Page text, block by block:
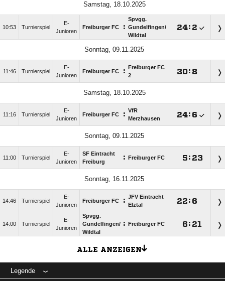
Samstag, 18.10.2025
10:53 Turnierspiel
E-
Junioren
Freiburger FC :
Spvgg.
Gundelfingen/​
Wildtal
: 
Sonntag, 09.11.2025
11:46 Turnierspiel
E-
Junioren
Freiburger FC :
Freiburger FC
2
: 
Samstag, 18.10.2025
11:16 Turnierspiel
E-
Junioren
Freiburger FC : VfR
Merzhausen
: 
Sonntag, 09.11.2025
11:00 Turnierspiel
E-
Junioren
SF Eintracht
Freiburg
: Freiburger FC : 
Sonntag, 16.11.2025
14:46 Turnierspiel
E-
Junioren
Freiburger FC : JFV Eintracht
Elztal
: 
14:00 Turnierspiel
E-
Junioren
Spvgg.
Gundelfingen/​
Wildtal
: Freiburger FC : 
ALLE ANZEIGEN
Legende